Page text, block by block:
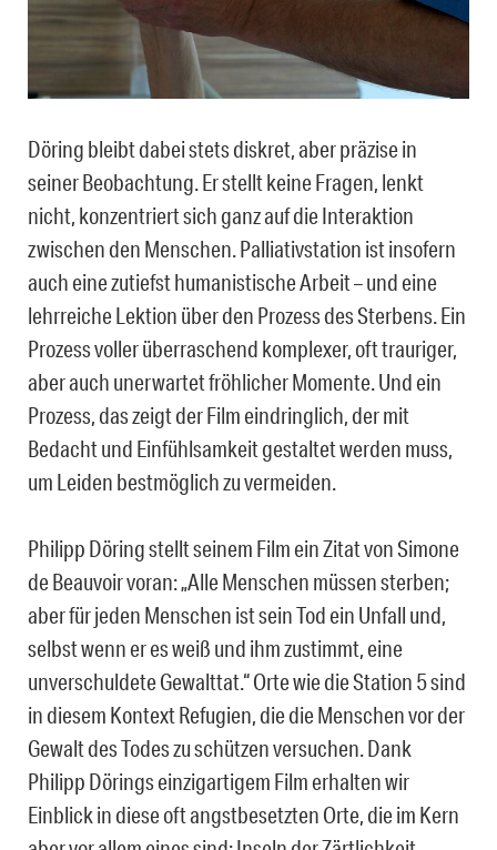
Döring bleibt dabei stets diskret, aber präzise in
seiner Beobachtung. Er stellt keine Fragen, lenkt
nicht, konzentriert sich ganz auf die Interaktion
zwischen den Menschen. Palliativstation ist insofern
auch eine zutiefst humanistische Arbeit – und eine
lehrreiche Lektion über den Prozess des Sterbens. Ein
Prozess voller überraschend komplexer, oft trauriger,
aber auch unerwartet fröhlicher Momente. Und ein
Prozess, das zeigt der Film eindringlich, der mit
Bedacht und Einfühlsamkeit gestaltet werden muss,
um Leiden bestmöglich zu vermeiden.
Philipp Döring stellt seinem Film ein Zitat von Simone
de Beauvoir voran: „Alle Menschen müssen sterben;
aber für jeden Menschen ist sein Tod ein Unfall und,
selbst wenn er es weiß und ihm zustimmt, eine
unverschuldete Gewalttat.“ Orte wie die Station 5 sind
in diesem Kontext Refugien, die die Menschen vor der
Gewalt des Todes zu schützen versuchen. Dank
Philipp Dörings einzigartigem Film erhalten wir
Einblick in diese oft angstbesetzten Orte, die im Kern